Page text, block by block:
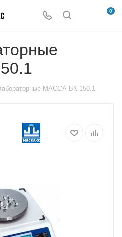
0
МАССА ВК-150.1